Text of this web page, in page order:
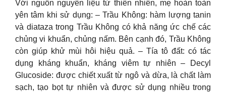
Với nguồn nguyên liệu từ thiên nhiên, mẹ hoàn toàn
yên tâm khi sử dụng: – Trầu Không: hàm lượng tanin
và diataza trong Trầu Không có khả năng ức chế các
chủng vi khuẩn, chủng nấm. Bên cạnh đó, Trầu Không
còn giúp khử mùi hôi hiệu quả. – Tía tô đất: có tác
dụng kháng khuẩn, kháng viêm tự nhiên – Decyl
Glucoside: được chiết xuất từ ngô và dừa, là chất làm
sạch, tạo bọt tự nhiên và được sử dụng nhiều trong